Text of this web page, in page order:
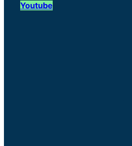
Youtube